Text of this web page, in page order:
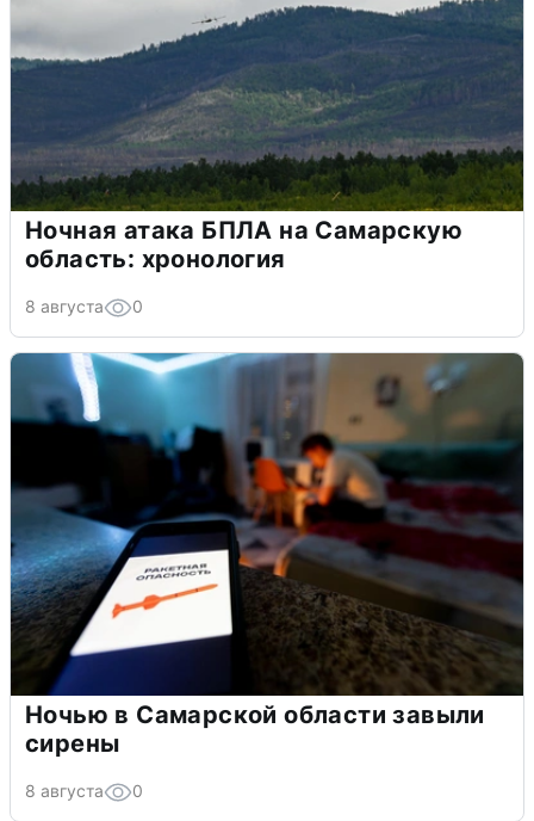
Ночная атака БПЛА на Самарскую
область: хронология
8 августа 0
Ночью в Самарской области завыли
сирены
8 августа 0